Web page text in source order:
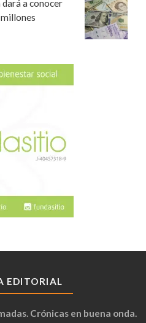
a conocer
EDITORIAL
Crónicas en buena onda.